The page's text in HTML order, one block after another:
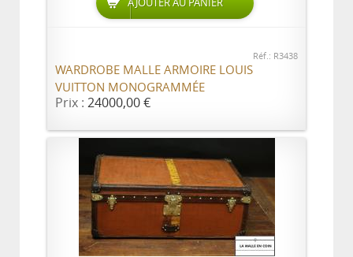
AJOUTER AU PANIER
Réf.: R3438
WARDROBE MALLE ARMOIRE LOUIS
VUITTON MONOGRAMMÉE
Prix : 24000,00 €